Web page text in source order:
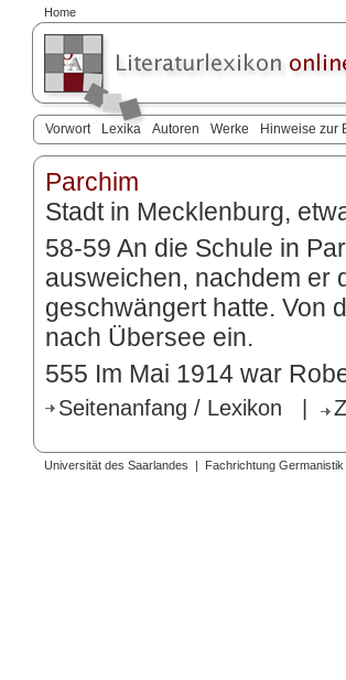
Home
Vorwort Lexika Autoren Werke Hinweise zur
Parchim
Stadt in Mecklenburg,
58-59 An die Schule in
ausweichen, nachdem er
geschwängert hatte. Von
nach Übersee ein.
555 Im Mai 1914 war
Seitenanfang / Lexikon
Universität des Saarlandes | Fachrichtung Germanistik